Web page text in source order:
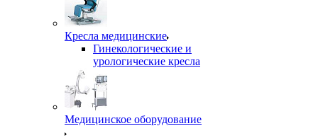
Кресла медицинские
Гинекологические и
урологические кресла
Медицинское оборудование